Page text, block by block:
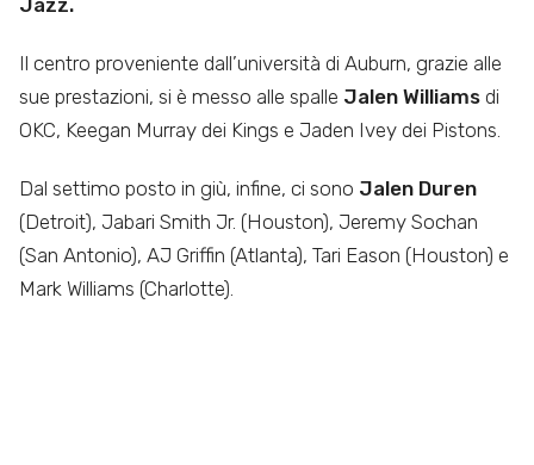
Il centro proveniente dall’università di Auburn, grazie alle
sue prestazioni, si è messo alle spalle Jalen Williams di
OKC, Keegan Murray dei Kings e Jaden Ivey dei Pistons.
Dal settimo posto in giù, infine, ci sono Jalen Duren
(Detroit), Jabari Smith Jr. (Houston), Jeremy Sochan
(San Antonio), AJ Griffin (Atlanta), Tari Eason (Houston) e
Mark Williams (Charlotte).